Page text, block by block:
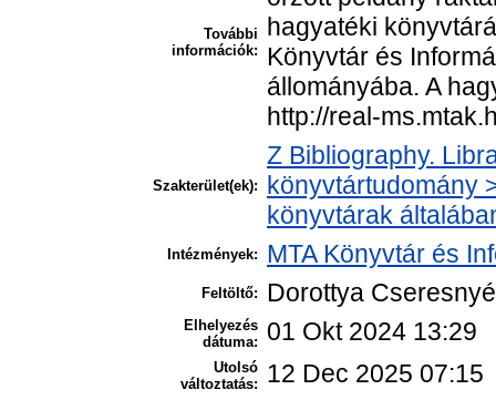
További
információk:
hagyatéki
Könyvtár és
állományába. A
http://real-
Szakterület(ek):
Z Bibliography.
könyvtártudomány
könyvtárak
Intézmények: MTA Könyvtár és
Feltöltő: Dorottya
Elhelyezés
dátuma:
01 Okt 2024 13:29
Utolsó
változtatás:
12 Dec 2025 07:15